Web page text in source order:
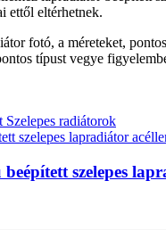
ettől eltérhetnek.
fotó, a méreteket,
típust vegye
radiátorok
szelepes